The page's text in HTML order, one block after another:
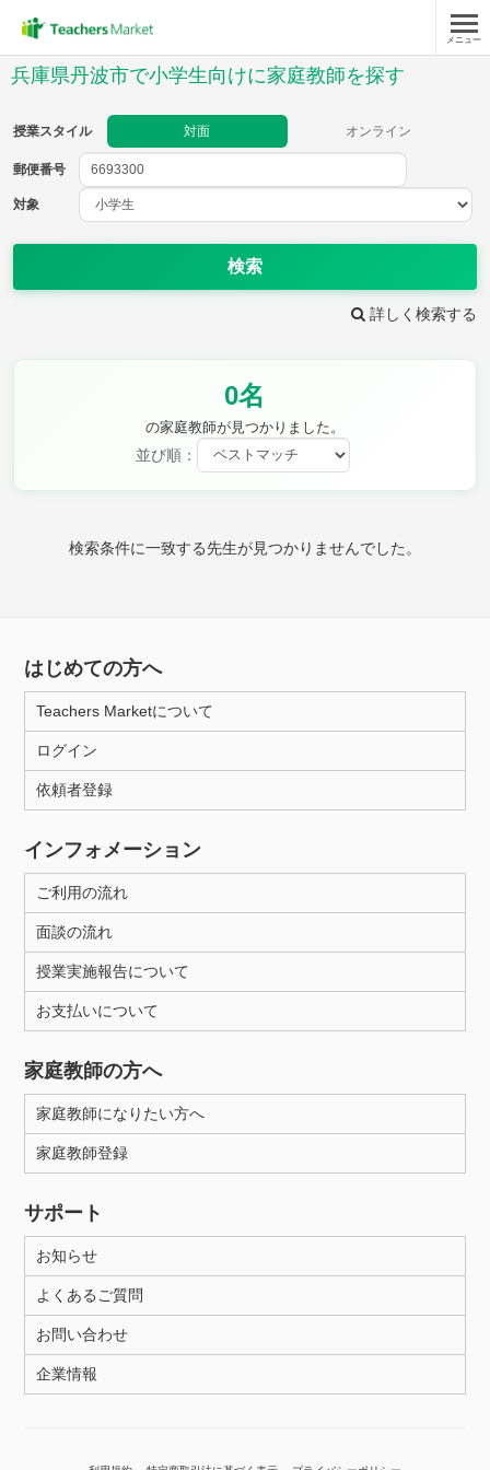
メニュー
兵庫県丹波市で小学生向けに家庭教師を探す
授業スタイル 対面 オンライン
郵便番号
対象
検索
詳しく検索する
0名
の家庭教師が見つかりました。
並び順：
検索条件に一致する先生が見つかりませんでした。
郵便番号
教科
理科
保健・体育 図画工作 書写
月曜日 火曜日
所属大学
距離：15km以内
年齢：18-101歳
はじめての方へ
Teachers Marketについて
ログイン
依頼者登録
インフォメーション
ご利用の流れ
面談の流れ
授業実施報告について
お支払いについて
家庭教師の方へ
家庭教師になりたい方へ
家庭教師登録
サポート
お知らせ
よくあるご質問
お問い合わせ
企業情報